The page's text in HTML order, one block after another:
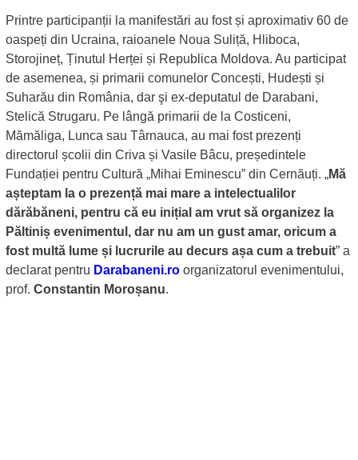
Printre participanții la manifestări au fost și aproximativ 60 de
oaspeți din Ucraina, raioanele Noua Suliță, Hliboca,
Storojineț, Ținutul Herței și Republica Moldova. Au participat
de asemenea, și primarii comunelor Concești, Hudești și
Suharău din România, dar şi ex-deputatul de Darabani,
Stelică Strugaru. Pe lângă primarii de la Costiceni,
Mămăliga, Lunca sau Târnauca, au mai fost prezenți
directorul școlii din Criva și Vasile Bâcu, președintele
Fundației pentru Cultură „Mihai Eminescu” din Cernăuți. „Mă
așteptam la o prezență mai mare a intelectualilor
dărăbăneni, pentru că eu inițial am vrut să organizez la
Păltiniș evenimentul, dar nu am un gust amar, oricum a
fost multă lume și lucrurile au decurs așa cum a trebuit” a
declarat pentru Darabaneni.roorganizatorul evenimentului,
prof. Constantin Moroșanu.